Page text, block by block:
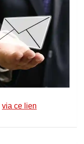
via ce lien